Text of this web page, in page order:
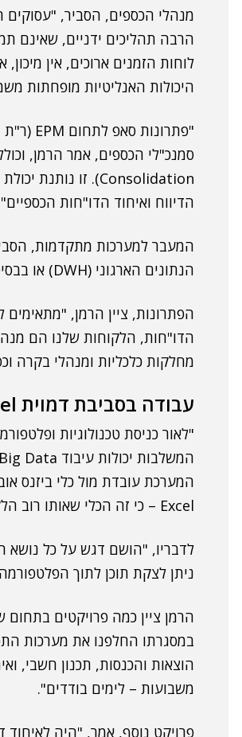
מנהלי הכספים, הסביר, "עסוקים
הרבה תהליכים ידניים, שאינם
לוחות הזמנים ארוכים, אין
היכולות האנליטיות מופחתות
הדיווח ואיחוד הדו"חות
המעבר למערכות מתקדמות,
הנתונים הארגוני (DWH) או בבסיסי הנתונים, וגם ממשקי המשתמש מאפשרים ניתוח עם נראות".
הפתרונות, ציין הרמן, "מתאימים
הדו"חות, הלקוחות שלנו הם
מחלקות כלכליות ומנהלי בקרה
עבודה בסביבת דמוית Excel
Excel – כי זה הכלי שאותו רוב הלקוחות מכירים ואוהבים".
לדבריו, "הושם דגש על כל נושא
ניתן לצקת תוכן לתוך
הרמן ציין כמה פרויקטים
במסגרתו החלפנו את מערכות
הוצאות והכנסות, תכנון חשבי,
משבועות – לימים בודדים".
פרויקט נוסף, אמר, "היה לאיחוד